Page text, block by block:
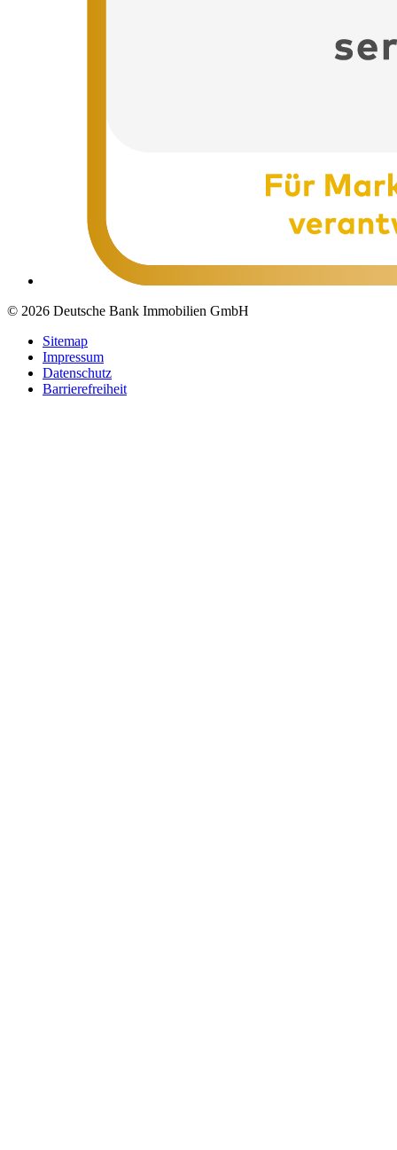
© 2026 Deutsche Bank Immobilien GmbH
Sitemap
Impressum
Datenschutz
Barrierefreiheit